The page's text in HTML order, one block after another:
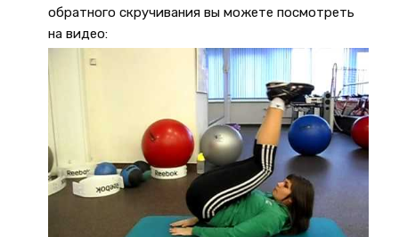
обратного скручивания вы можете посмотреть
на видео: